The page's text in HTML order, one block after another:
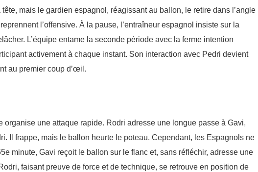
mais le gardien espagnol, réagissant au ballon, le retire dans l’angle
l’offensive. À la pause, l’entraîneur espagnol insiste sur la
L’équipe entame la seconde période avec la ferme intention
activement à chaque instant. Son interaction avec Pedri devient
au premier coup d’œil.
organise une attaque rapide. Rodri adresse une longue passe à Gavi,
Il frappe, mais le ballon heurte le poteau. Cependant, les Espagnols ne
minute, Gavi reçoit le ballon sur le flanc et, sans réfléchir, adresse une
faisant preuve de force et de technique, se retrouve en position de